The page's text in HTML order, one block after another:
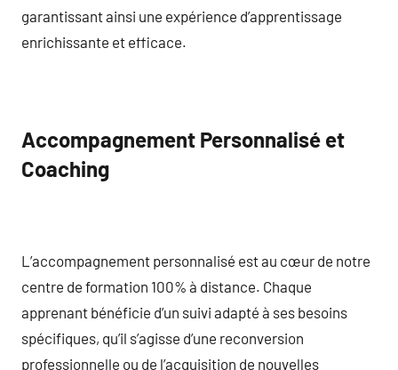
garantissant ainsi une expérience d’apprentissage
enrichissante et efficace.
Accompagnement Personnalisé et
Coaching
L’accompagnement personnalisé est au cœur de notre
centre de formation 100% à distance. Chaque
apprenant bénéficie d’un suivi adapté à ses besoins
spécifiques, qu’il s’agisse d’une reconversion
professionnelle ou de l’acquisition de nouvelles